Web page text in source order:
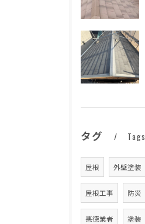
タグ Tags
屋根 外壁塗装
屋根工事 防災
悪徳業者 塗装